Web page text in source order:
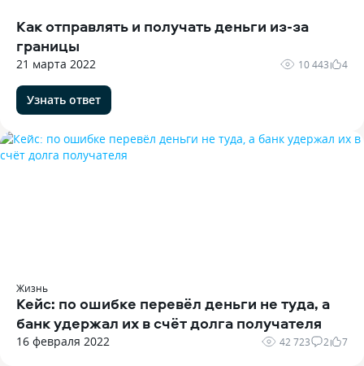
Как отправлять и получать деньги из-за
границы
21 марта 2022 10 443 4
Узнать ответ
Жизнь
Кейс: по ошибке перевёл деньги не туда, а
банк удержал их в счёт долга получателя
16 февраля 2022 42 723 2 7